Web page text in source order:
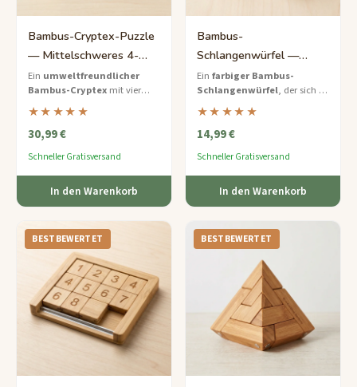
Bambus-Cryptex-Puzzle
— Mittelschweres 4-
Ringe Öko-Codeschloss
Ein umweltfreundlicher
Bambus-Cryptexmit vier
rotierenden Buchstabenringen
und einem versteckten Fach für
Notizen oder Kleinigkeiten.
★★★★★
30,99 €
Schneller Gratisversand
In den Warenkorb
Bambus-
Schlangenwürfel —
Leichtes Dreh-und-Falt-
Knobelspiel für Kinder
Ein farbiger Bambus-
Schlangenwürfel, der sich zu
einer Kette entfaltet – drehen
und zurückfalten zu einem
perfekten Würfel für einfache,
★★★★★
14,99 €
Schneller Gratisversand
In den Warenkorb
BESTBEWERTET BESTBEWERTET